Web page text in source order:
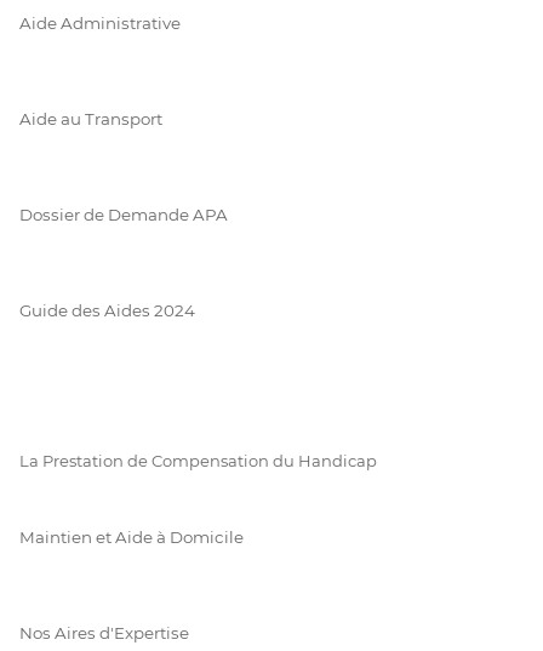
Aide Administrative
Aide au Transport
Dossier de Demande APA
Guide des Aides 2024
La Prestation de Compensation du Handicap
Maintien et Aide à Domicile
Nos Aires d'Expertise